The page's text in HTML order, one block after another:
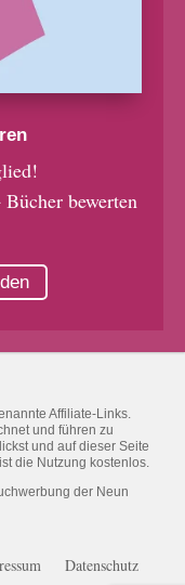
bewerten
Affiliate-Links.
und führen zu
und auf dieser Seite
die Nutzung kostenlos.
der Neun
Datenschutz